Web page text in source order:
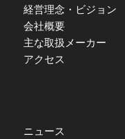
経営理念・ビジョン
会社概要
主な取扱メーカー
アクセス
ニュース